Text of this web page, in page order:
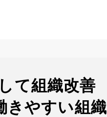
て組織改善
きやすい組織